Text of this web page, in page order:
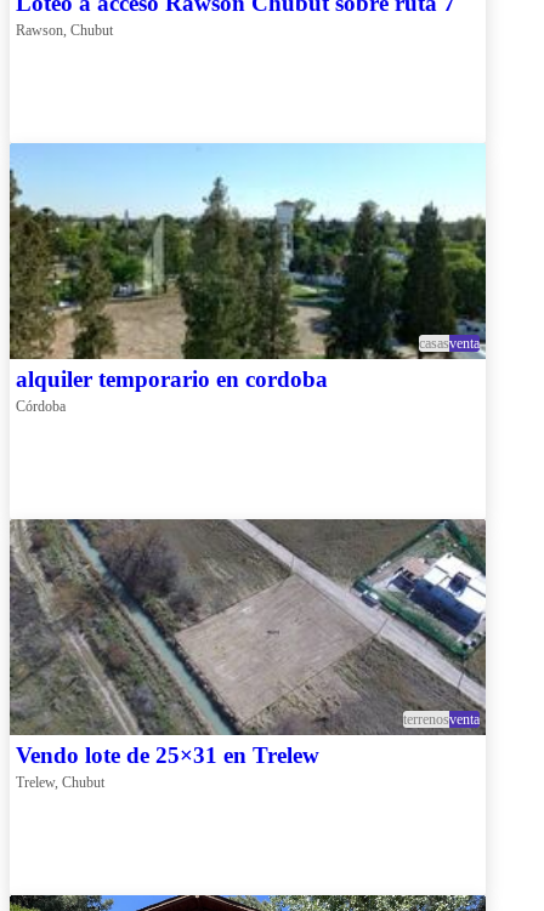
Rawson, Chubut
casasventa
alquiler temporario en cordoba
Córdoba
terrenosventa
Vendo lote de 25×31 en Trelew
Trelew, Chubut